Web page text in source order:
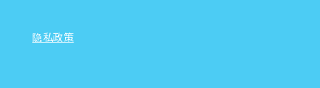
隐私政策